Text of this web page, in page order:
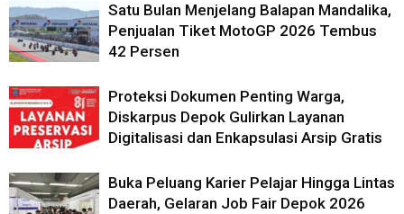
Satu Bulan Menjelang Balapan Mandalika,
Penjualan Tiket MotoGP 2026 Tembus
42 Persen
Proteksi Dokumen Penting Warga,
Diskarpus Depok Gulirkan Layanan
Digitalisasi dan Enkapsulasi Arsip Gratis
Buka Peluang Karier Pelajar Hingga Lintas
Daerah, Gelaran Job Fair Depok 2026